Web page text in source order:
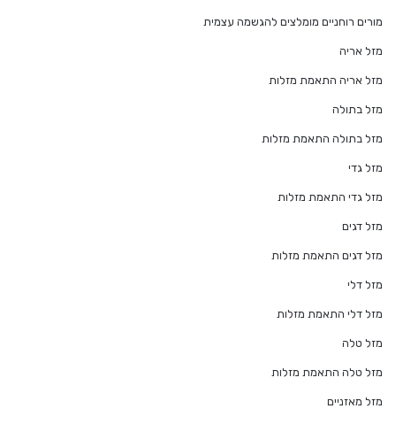
מורים רוחניים מומלצים להגשמה עצמית
מזל אריה
מזל אריה התאמת מזלות
מזל בתולה
מזל בתולה התאמת מזלות
מזל גדי
מזל גדי התאמת מזלות
מזל דגים
מזל דגים התאמת מזלות
מזל דלי
מזל דלי התאמת מזלות
מזל טלה
מזל טלה התאמת מזלות
מזל מאזניים